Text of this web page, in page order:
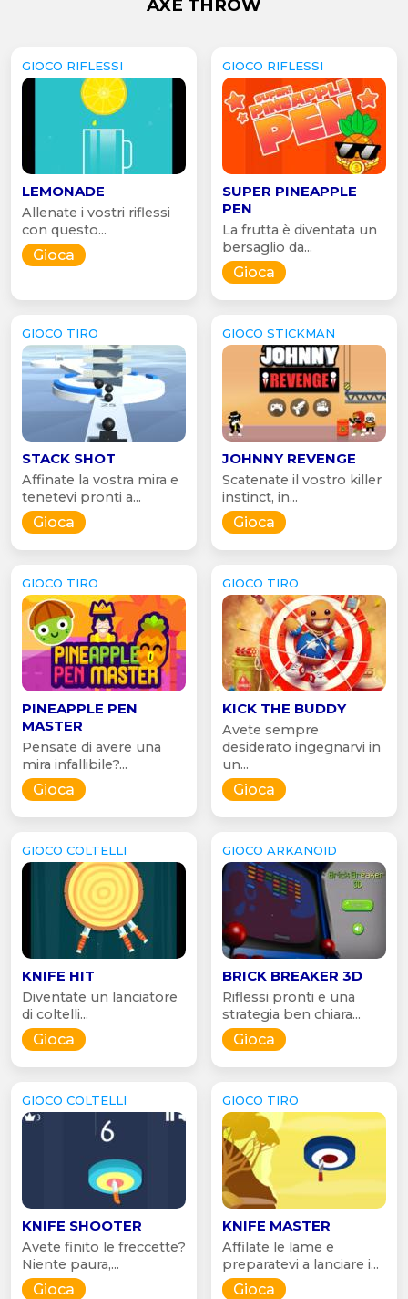
AXE THROW
GIOCO RIFLESSI
LEMONADE
Allenate i vostri riflessi
con questo...
Gioca
GIOCO RIFLESSI
SUPER PINEAPPLE
PEN
La frutta è diventata un
bersaglio da...
Gioca
GIOCO TIRO
STACK SHOT
Affinate la vostra mira e
tenetevi pronti a...
Gioca
GIOCO STICKMAN
JOHNNY REVENGE
Scatenate il vostro killer
instinct, in...
Gioca
GIOCO TIRO
PINEAPPLE PEN
MASTER
Pensate di avere una
mira infallibile?...
Gioca
GIOCO TIRO
KICK THE BUDDY
Avete sempre
desiderato ingegnarvi in
un...
Gioca
GIOCO COLTELLI
KNIFE HIT
Diventate un lanciatore
di coltelli...
Gioca
GIOCO ARKANOID
BRICK BREAKER 3D
Riflessi pronti e una
strategia ben chiara...
Gioca
GIOCO COLTELLI
KNIFE SHOOTER
Avete finito le freccette?
Niente paura,...
Gioca
GIOCO TIRO
KNIFE MASTER
Affilate le lame e
preparatevi a lanciare i...
Gioca